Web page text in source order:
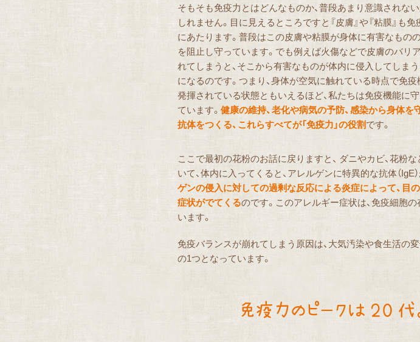
そもそも免疫力とはどんなものか、普段あまり意識されな
しれません。目に見えるところですと『皮膚』や『粘膜』も
にあたります。普段はこの皮膚や粘膜が身体に有害なもの
を阻止し守っています。でも例えば火傷などで皮膚のバリ
れてしまうと、そこから有害なものが体内に侵入してしま
になるのです。つまり、身体が空気に触れている時点で免
発揮されている状態ともいえるほど、私たちは免疫機能に
ています。健康の維持、老化や病気の予防、感染から身体を
抗体をつくる、これらすべてが「免疫力」の役割です。
ここで最初の花粉のお話に戻りますと、 ダニやカビ、花粉
いて、体内に入ってくると、アレルゲンに特異的な抗体（IgE
ゲンの侵入に対しての過剰な反応による炎症によって、目
症状がでてくるのです。このアレルギー症状は、免疫細胞
います。
免疫バランスが崩れてしまう原因は、大気汚染や食生活の
の1つとなっています。